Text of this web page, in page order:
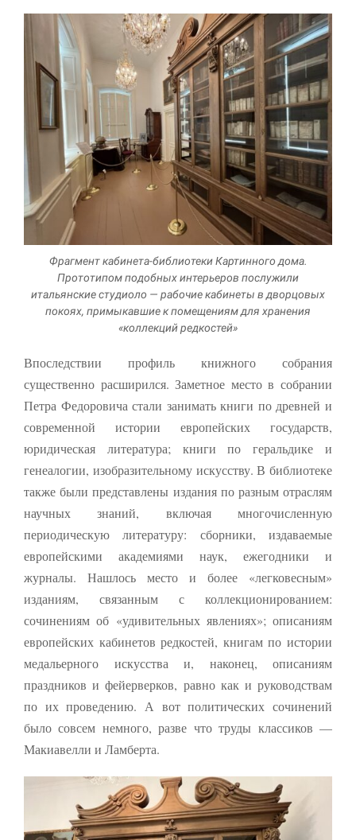
Фрагмент кабинета-библиотеки Картинного дома.
Прототипом подобных интерьеров послужили
итальянские студиоло — рабочие кабинеты в дворцовых
покоях, примыкавшие к помещениям для хранения
«коллекций редкостей»
Впоследствии профиль книжного собрания
существенно расширился. Заметное место в собрании
Петра Федоровича стали занимать книги по древней и
современной истории европейских государств,
юридическая литература; книги по геральдике и
генеалогии, изобра­зительному искусству. В библиотеке
также были представлены изда­ния по разным отраслям
научных знаний, включая многочисленную
периодическую литературу: сборники, издаваемые
европейскими ака­демиями наук, ежегодники и
журналы. Нашлось место и более «легковесным»
изданиям, связанным с коллекционированием:
сочинениям об «удивительных явлениях»; описаниям
европейских кабинетов редкостей, книгам по истории
медальерного искусства и, наконец, описаниям
праздников и фейерверков, равно как и руководствам
по их проведению. А вот политических сочинений
было совсем немного, разве что труды классиков —
Макиа­велли и Ламберта.